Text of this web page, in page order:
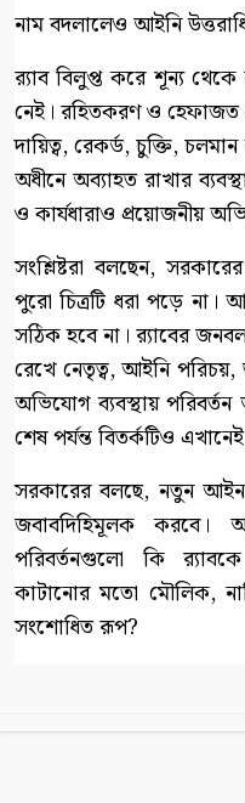
নাম বদলালেও আইনি
র‍্যাব বিলুপ্ত করে শূন্য থেকে
নেই। রহিতকরণ ও হেফাজত
দায়িত্ব, রেকর্ড, চুক্তি,
অধীনে অব্যাহত রাখার
ও কার্যধারাও প্রয়োজনীয়
সংশ্লিষ্টরা বলছেন,
পুরো চিত্রটি ধরা পড়ে না।
সঠিক হবে না। র‍্যাবের
রেখে নেতৃত্ব, আইনি পরিচয়,
অভিযোগ ব্যবস্থায় পরিবর্তন
শেষ পর্যন্ত বিতর্কটিও
সরকারের বলছে, নতুন আইন
জবাবদিহিমূলক করবে।
পরিবর্তনগুলো কি
কাটানোর মতো মৌলিক,
সংশোধিত রূপ?